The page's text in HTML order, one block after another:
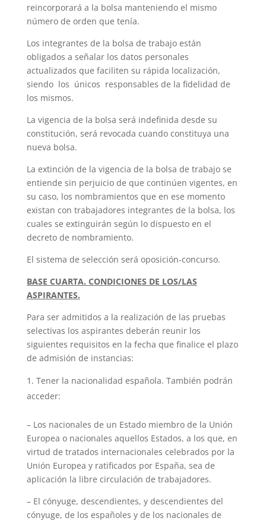
reincorporará a la bolsa manteniendo el mismo
número de orden que tenía.
Los integrantes de la bolsa de trabajo están
obligados a señalar los datos personales
actualizados que faciliten su rápida localización,
siendo los únicos responsables de la fidelidad de
los mismos.
La vigencia de la bolsa será indefinida desde su
constitución, será revocada cuando constituya una
nueva bolsa.
La extinción de la vigencia de la bolsa de trabajo se
entiende sin perjuicio de que continúen vigentes, en
su caso, los nombramientos que en ese momento
existan con trabajadores integrantes de la bolsa, los
cuales se extinguirán según lo dispuesto en el
decreto de nombramiento.
El sistema de selección será oposición-concurso.
BASE CUARTA. CONDICIONES DE LOS/LAS
ASPIRANTES.
Para ser admitidos a la realización de las pruebas
selectivas los aspirantes deberán reunir los
siguientes requisitos en la fecha que finalice el plazo
de admisión de instancias:
Tener la nacionalidad española. También podrán
acceder:
– Los nacionales de un Estado miembro de la Unión
Europea o nacionales aquellos Estados, a los que, en
virtud de tratados internacionales celebrados por la
Unión Europea y ratificados por España, sea de
aplicación la libre circulación de trabajadores.
– El cónyuge, descendientes, y descendientes del
cónyuge, de los españoles y de los nacionales de